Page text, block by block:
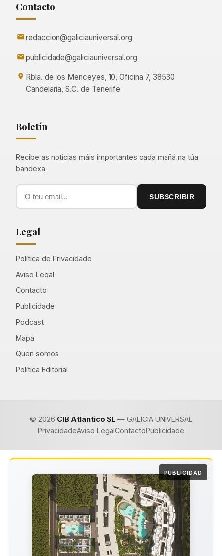
Contacto
redaccion@galiciauniversal.org
publicidade@galiciauniversal.org
Rbla. de los Menceyes, 10, Oficina 7, 38530
Candelaria, S.C. de Tenerife
Boletín
Recibe as noticias máis importantes cada mañá na túa
bandexa.
SUBSCRIBIR
Legal
Política de Privacidade
Aviso Legal
Contacto
Publicidade
Podcast
Mapa
Quen somos
Política Editorial
© 2026 CIB Atlántico SL— GALICIA UNIVERSAL
PrivacidadeAviso LegalContactoPublicidade
PUBLICIDAD